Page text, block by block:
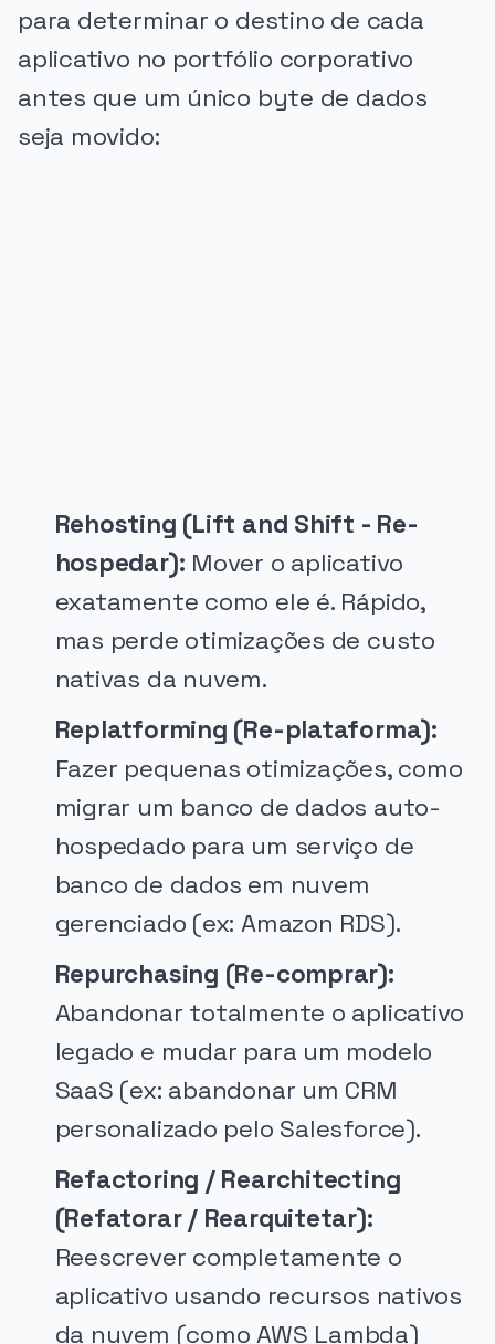
para determinar o destino de cada
aplicativo no portfólio corporativo
antes que um único byte de dados
seja movido:
Rehosting (Lift and Shift - Re-
hospedar): Mover o aplicativo
exatamente como ele é. Rápido,
mas perde otimizações de custo
nativas da nuvem.
Replatforming (Re-plataforma):
Fazer pequenas otimizações, como
migrar um banco de dados auto-
hospedado para um serviço de
banco de dados em nuvem
gerenciado (ex: Amazon RDS).
Repurchasing (Re-comprar):
Abandonar totalmente o aplicativo
legado e mudar para um modelo
SaaS (ex: abandonar um CRM
personalizado pelo Salesforce).
Refactoring / Rearchitecting
(Refatorar / Rearquitetar):
Reescrever completamente o
aplicativo usando recursos nativos
da nuvem (como AWS Lambda)